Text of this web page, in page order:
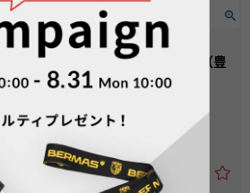
COMMUTEⅡ
No.60607：ミニトート（豊
岡鞄）
カートに入れる